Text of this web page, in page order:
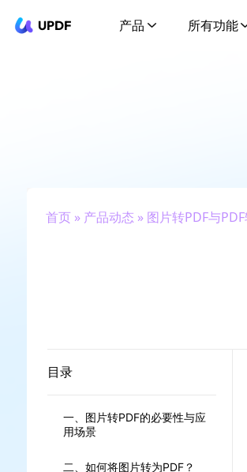
UPDF 产品 所有功能
首页» 产品动态 » 图片转PDF与
目录
一、图片转PDF的必要性与应
用场景
二、如何将图片转为PDF？